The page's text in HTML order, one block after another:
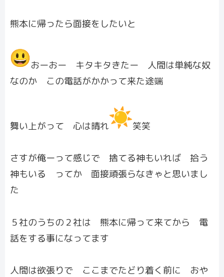
熊本に帰ったら面接をしたいと
おーおー キタキタきたー 人間は単純な奴
なのか この電話がかかって来た途端
舞い上がって 心は晴れ 笑笑
さすが俺ーって感じで 捨てる神もいれば 拾う
神もいる ってか 面接頑張らなきゃと思いまし
た
５社のうちの２社は 熊本に帰って来てから 電
話をする事になってます
人間は欲張りで ここまでたどり着く前に おや